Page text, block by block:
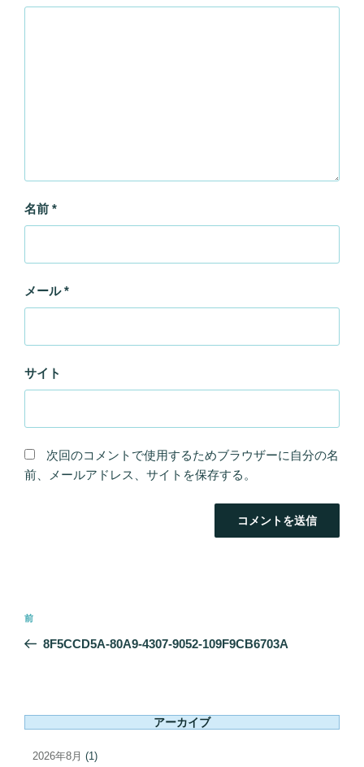
名前 *
メール*
サイト
次回のコメントで使用するためブラウザーに自分の名
前、メールアドレス、サイトを保存する。
稿
ナ
ー
シ
ョ
前
の
前
8F5CCD5A-80A9-4307-9052-109F9CB6703A
アーカイブ
2026年8月 (1)